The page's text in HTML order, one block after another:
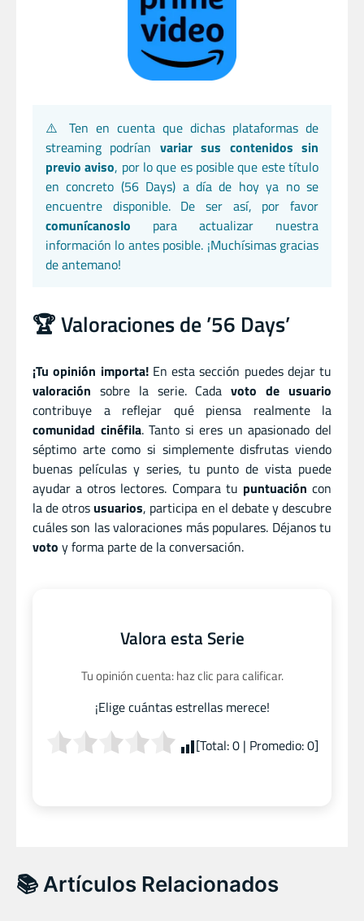
⚠️ Ten en cuenta que dichas plataformas de
streaming podrían variar sus contenidos sin
previo aviso, por lo que es posible que este título
en concreto (56 Days) a día de hoy ya no se
encuentre disponible. De ser así, por favor
comunícanoslo para actualizar nuestra
información lo antes posible. ¡Muchísimas gracias
de antemano!
🏆 Valoraciones de ’56 Days’
¡Tu opinión importa!En esta sección puedes dejar tu
valoración sobre la serie. Cadavoto de usuario
contribuye a reflejar qué piensa realmente la
comunidad cinéfila. Tanto si eres un apasionado del
séptimo arte como si simplemente disfrutas viendo
buenas películas y series, tu punto de vista puede
ayudar a otros lectores. Compara tu puntuación con
la de otros usuarios, participa en el debate y descubre
cuáles son las valoraciones más populares. Déjanos tu
voto y forma parte de la conversación.
Valora esta Serie
Tu opinión cuenta: haz clic para calificar.
¡Elige cuántas estrellas merece!
[Total:0| Promedio:0]
📚 Artículos Relacionados